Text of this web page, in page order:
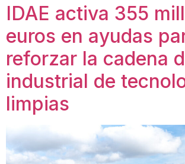
IDAE activa 355
euros en ayudas
reforzar la cadena
industrial de
limpias